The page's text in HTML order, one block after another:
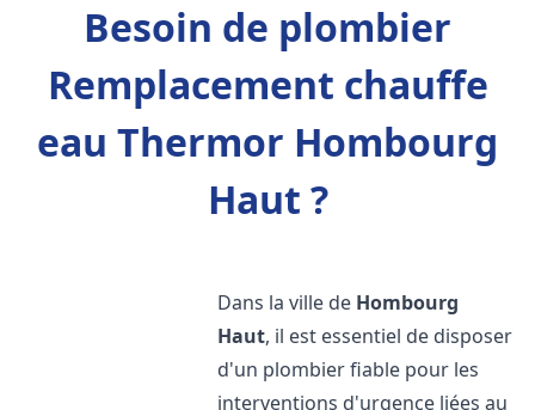
Besoin de plombier
Remplacement chauffe
eau Thermor Hombourg
Haut ?
Dans la ville de Hombourg
Haut, il est essentiel de disposer
d'un plombier fiable pour les
interventions d'urgence liées au